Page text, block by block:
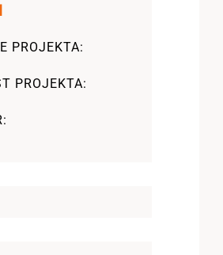
PROJEKTA:
PROJEKTA: